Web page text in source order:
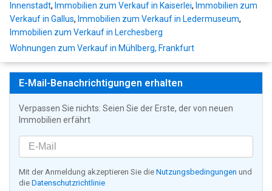
Innenstadt, Immobilien zum Verkauf in Kaiserlei, Immobilien zum
Verkauf in Gallus, Immobilien zum Verkauf in Ledermuseum,
Immobilien zum Verkauf in Lerchesberg
Wohnungen zum Verkauf in Mühlberg, Frankfurt
E-Mail-Benachrichtigungen erhalten
Verpassen Sie nichts: Seien Sie der Erste, der von neuen
Immobilien erfährt
Mit der Anmeldung akzeptieren Sie die Nutzungsbedingungen und
die Datenschutzrichtlinie